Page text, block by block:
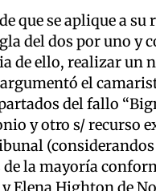
que se aplique a su
del dos por uno y
de ello, realizar un
el
del fallo
y otro s/ recurso
(considerandos
de la mayoría
Elena Highton de